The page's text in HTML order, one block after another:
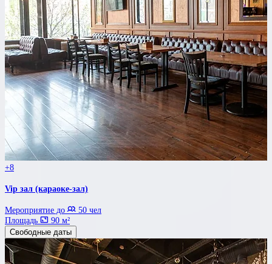
+8
Vip зал (караоке-зал)
Мероприятие до
50 чел
Площадь
90 м²
Свободные даты